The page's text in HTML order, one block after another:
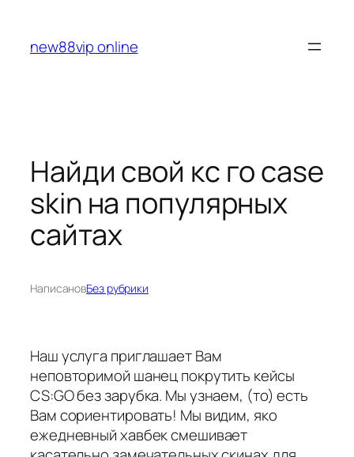
содержимому
new88vip online
Найди свой кс го case
skin на популярных
сайтах
НаписановБез рубрики
Наш услуга приглашает Вам
неповторимой шанец покрутить кейсы
CS:GO без зарубка. Мы узнаем, (то) есть
Вам сориентировать! Мы видим, яко
ежедневный хавбек смешивает